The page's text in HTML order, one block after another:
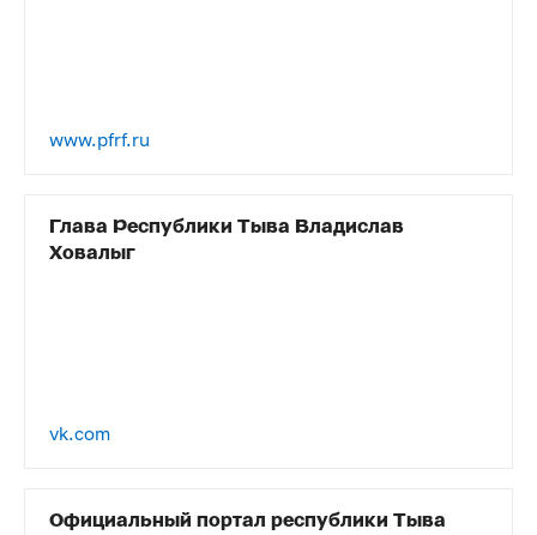
www.pfrf.ru
Глава Республики Тыва Владислав
Ховалыг
vk.com
Официальный портал республики Тыва